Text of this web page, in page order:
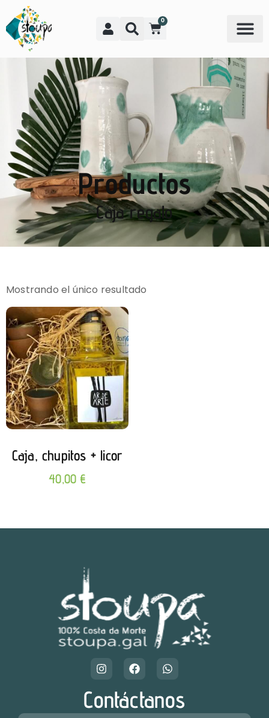
0
Productos
Caja regalo
Mostrando el único resultado
Caja, chupitos + licor
40,00 €
Contáctanos